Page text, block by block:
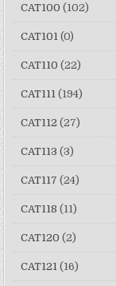
CAT100 (102)
CAT101 (0)
CAT110 (22)
CAT111 (194)
CAT112 (27)
CAT113 (3)
CAT117 (24)
CAT118 (11)
CAT120 (2)
CAT121 (16)